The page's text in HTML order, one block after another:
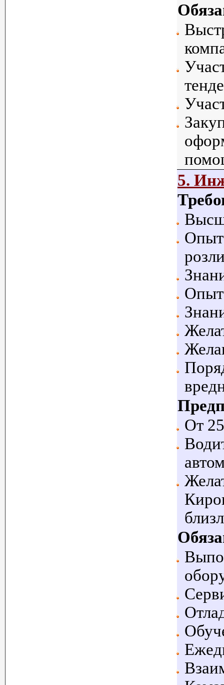
5.
Опыт
Опыт
От